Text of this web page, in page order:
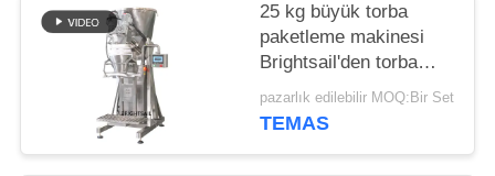
25 kg büyük torba
paketleme makinesi
Brightsail'den torba
yapmak için baharat
tozu paketleme
pazarlık edilebilir MOQ:Bir Set
TEMAS